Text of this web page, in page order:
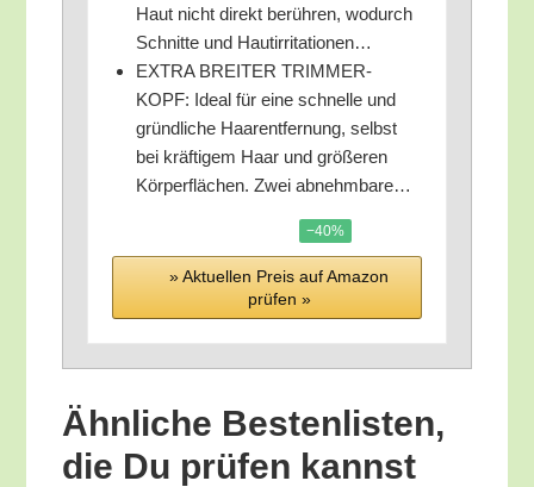
Haut nicht direkt berüh­ren, wodurch
Schnit­te und Hautirritationen…
EXTRA BREITER TRIMMER-
KOPF: Ide­al für eine schnel­le und
gründ­li­che Haar­ent­fer­nung, selbst
bei kräf­ti­gem Haar und grö­ße­ren
Kör­per­flä­chen. Zwei abnehmbare…
−40%
» Aktu­el­len Preis auf Ama­zon
prü­fen »
Ähn­li­che Bes­ten­lis­ten,
die Du prü­fen kannst